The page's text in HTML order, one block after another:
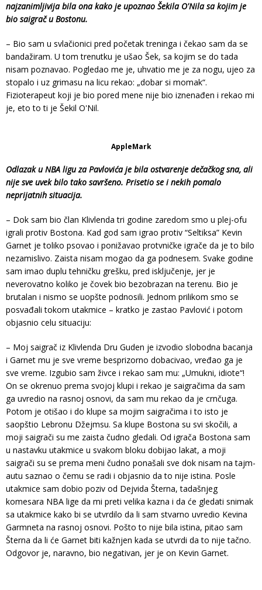
najzanimljivija bila ona kako je upoznao Šekila O'Nila sa kojim je
bio saigrač u Bostonu.
– Bio sam u svlačionici pred početak treninga i čekao sam da se
bandažiram. U tom trenutku je ušao Šek, sa kojim se do tada
nisam poznavao. Pogledao me je, uhvatio me je za nogu, ujeo za
stopalo i uz grimasu na licu rekao: „dobar si momak“.
Fizioterapeut koji je bio pored mene nije bio iznenađen i rekao mi
je, eto to ti je Šekil O'Nil.
AppleMark
Odlazak u NBA ligu za Pavlovića je bila ostvarenje dečačkog sna, ali
nije sve uvek bilo tako savršeno. Prisetio se i nekih pomalo
neprijatnih situacija.
– Dok sam bio član Klivlenda tri godine zaredom smo u plej-ofu
igrali protiv Bostona. Kad god sam igrao protiv “Seltiksa” Kevin
Garnet je toliko psovao i ponižavao protvničke igrače da je to bilo
nezamislivo. Zaista nisam mogao da ga podnesem. Svake godine
sam imao duplu tehničku grešku, pred isključenje, jer je
neverovatno koliko je čovek bio bezobrazan na terenu. Bio je
brutalan i nismo se uopšte podnosili. Jednom prilikom smo se
posvađali tokom utakmice – kratko je zastao Pavlović i potom
objasnio celu situaciju:
– Moj saigrač iz Klivlenda Dru Guden je izvodio slobodna bacanja
i Garnet mu je sve vreme besprizorno dobacivao, vređao ga je
sve vreme. Izgubio sam živce i rekao sam mu: „Umukni, idiote“!
On se okrenuo prema svojoj klupi i rekao je saigračima da sam
ga uvredio na rasnoj osnovi, da sam mu rekao da je crnčuga.
Potom je otišao i do klupe sa mojim saigračima i to isto je
saopštio Lebronu Džejmsu. Sa klupe Bostona su svi skočili, a
moji saigrači su me zaista čudno gledali. Od igrača Bostona sam
u nastavku utakmice u svakom bloku dobijao lakat, a moji
saigrači su se prema meni čudno ponašali sve dok nisam na tajm-
autu saznao o čemu se radi i objasnio da to nije istina. Posle
utakmice sam dobio poziv od Dejvida Šterna, tadašnjeg
komesara NBA lige da mi preti velika kazna i da će gledati snimak
sa utakmice kako bi se utvrdilo da li sam stvarno uvredio Kevina
Garmneta na rasnoj osnovi. Pošto to nije bila istina, pitao sam
Šterna da li će Garnet biti kažnjen kada se utvrdi da to nije tačno.
Odgovor je, naravno, bio negativan, jer je on Kevin Garnet.